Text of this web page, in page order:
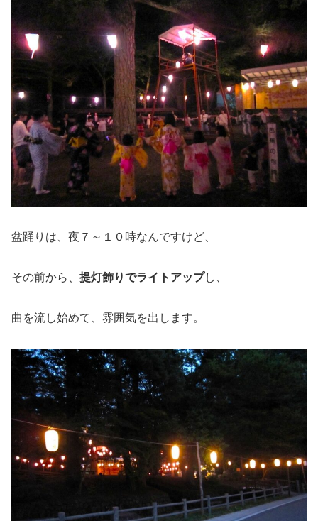
盆踊りは、夜７～１０時なんですけど、
その前から、 提灯飾りでライトアップし、
曲を流し始めて、雰囲気を出します。